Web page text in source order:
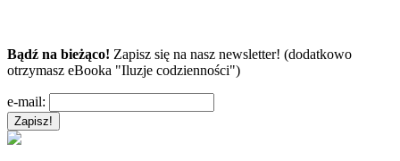
Bądź na bieżąco! Zapisz się na nasz newsletter! (dodatkowo
otrzymasz eBooka "Iluzje codzienności")
e-mail: